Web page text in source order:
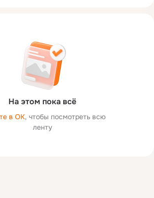
На этом пока всё
в ОК, чтобы посмотреть всю
ленту